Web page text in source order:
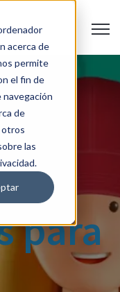
acerca de
permite
el fin de
navegación
de
las
para